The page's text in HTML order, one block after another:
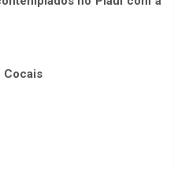
Cocais